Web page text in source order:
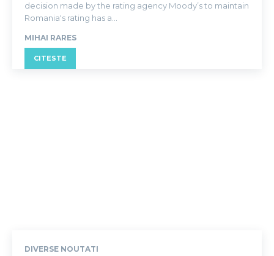
decision made by the rating agency Moody’s to maintain
Romania's rating has a...
MIHAI RARES
CITESTE
DIVERSE NOUTATI